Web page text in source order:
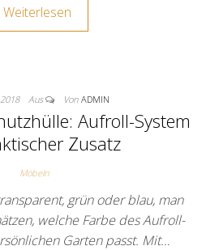
Weiterlesen
Aus Von ADMIN
Aufroll-System
Zusatz
Möbeln
grün oder blau, man
welche Farbe des Aufroll-
Garten passt. Mit…